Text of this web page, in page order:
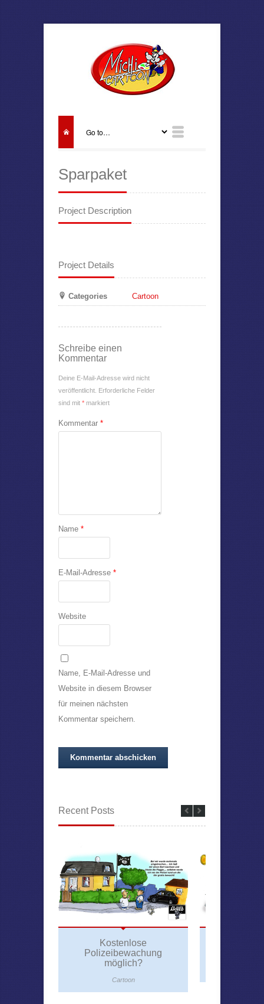
Sparpaket
Project Description
Project Details
Categories Cartoon
Schreibe einen
Kommentar
Deine E-Mail-Adresse wird nicht
veröffentlicht. Erforderliche Felder
sind mit * markiert
Kommentar *
Name *
E-Mail-Adresse *
Website
Name, E-Mail-Adresse und
Website in diesem Browser
für meinen nächsten
Kommentar speichern.
Recent Posts
Kostenlose
Polizeibewachung
möglich?
Cartoon